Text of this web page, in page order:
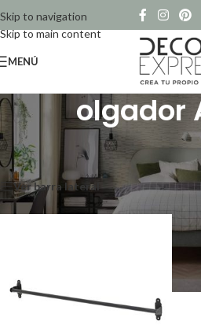
Skip to navigation
Skip to main content
MENÚ
olgador
Inicio/
Productos etiquetados “olgador
Mostrando el único resultado
Ver barra lateral